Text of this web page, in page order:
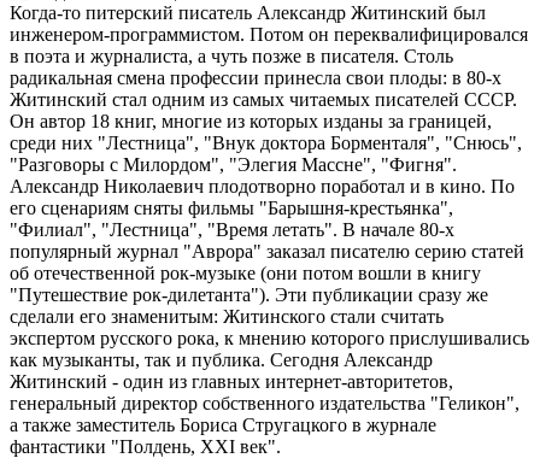
Когда-то питерский писатель Александр Житинский был
инженером-программистом. Потом он переквалифицировался
в поэта и журналиста, а чуть позже в писателя. Столь
радикальная смена профессии принесла свои плоды: в 80-х
Житинский стал одним из самых читаемых писателей СССР.
Он автор 18 книг, многие из которых изданы за границей,
среди них "Лестница", "Внук доктора Борменталя", "Снюсь",
"Разговоры с Милордом", "Элегия Массне", "Фигня".
Александр Николаевич плодотворно поработал и в кино. По
его сценариям сняты фильмы "Барышня-крестьянка",
"Филиал", "Лестница", "Время летать". В начале 80-х
популярный журнал "Аврора" заказал писателю серию статей
об отечественной рок-музыке (они потом вошли в книгу
"Путешествие рок-дилетанта"). Эти публикации сразу же
сделали его знаменитым: Житинского стали считать
экспертом русского рока, к мнению которого прислушивались
как музыканты, так и публика. Сегодня Александр
Житинский - один из главных интернет-авторитетов,
генеральный директор собственного издательства "Геликон",
а также заместитель Бориса Стругацкого в журнале
фантастики "Полдень, XXI век".